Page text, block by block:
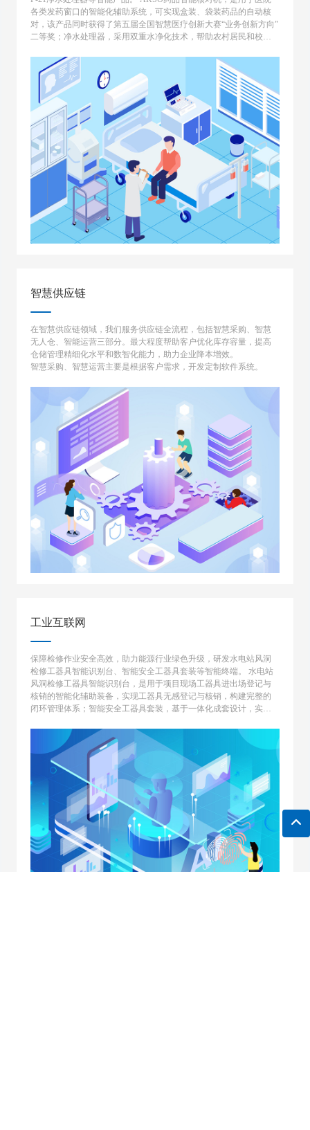
各类发药窗口的智能化辅助系统，可实现盒装、袋装药品的自动核
对，该产品同时获得了第五届全国智慧医疗创新大赛“业务创新方向”
二等奖；净水处理器，采用双重水净化技术，帮助农村居民和校园
智慧供应链
在智慧供应链领域，我们服务供应链全流程，包括智慧采购、智慧
无人仓、智能运营三部分。最大程度帮助客户优化库存容量，提高
仓储管理精细化水平和数智化能力，助力企业降本增效。
智慧采购、智慧运营主要是根据客户需求，开发定制软件系统。
工业互联网
保障检修作业安全高效，助力能源行业绿色升级，研发水电站风洞
检修工器具智能识别台、智能安全工器具套装等智能终端。 水电站
风洞检修工器具智能识别台，是用于项目现场工器具进出场登记与
核销的智能化辅助装备，实现工器具无感登记与核销，构建完整的
闭环管理体系；智能安全工器具套装，基于一体化成套设计，实现
范性监控预警。